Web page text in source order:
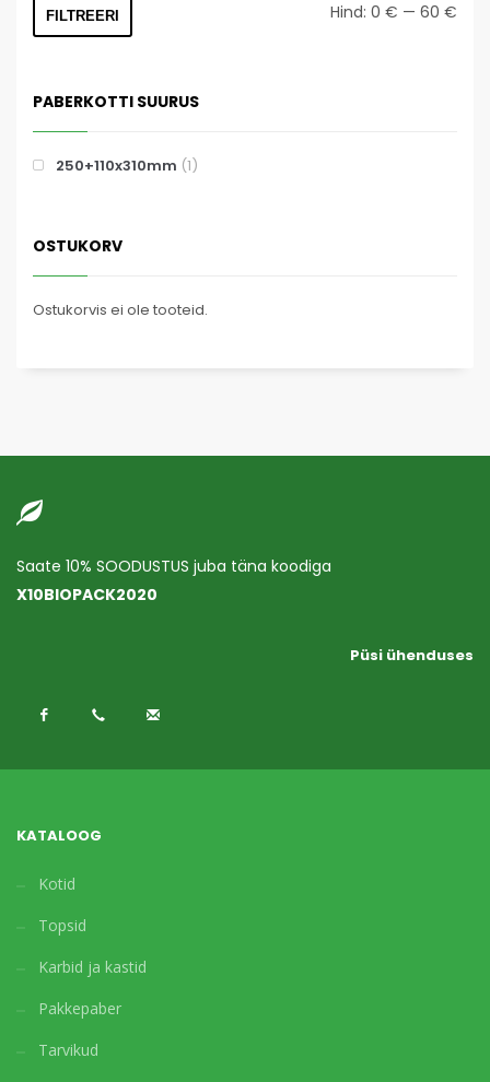
FILTREERI Hind: 0 € — 60 €
PABERKOTTI SUURUS
250+110x310mm (1)
OSTUKORV
Ostukorvis ei ole tooteid.
Saate 10% SOODUSTUS juba täna koodiga
X10BIOPACK2020
Püsi ühenduses
KATALOOG
Kotid
Topsid
Karbid ja kastid
Pakkepaber
Tarvikud